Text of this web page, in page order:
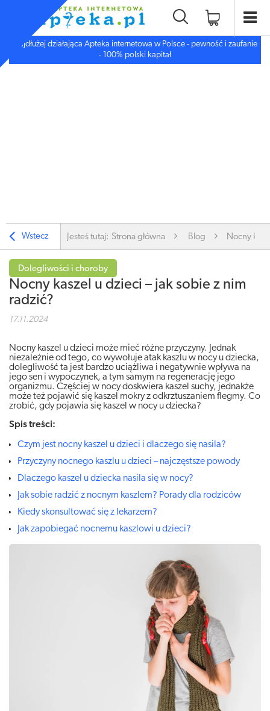
Najdłużej działająca Apteka internetowa w Polsce - pewność i zaufanie
- 100% polski kapitał
Wstecz Jesteś tutaj: Strona główna Blog Nocny
Nocny kaszel u dzieci – jak sobie z nim
radzić?
17.11.2024
Dolegliwości i choroby
Nocny kaszel u dzieci może mieć różne przyczyny. Jednak
niezależnie od tego, co wywołuje atak kaszlu w nocy u dziecka,
dolegliwość ta jest bardzo uciążliwa i negatywnie wpływa na
jego sen i wypoczynek, a tym samym na regenerację jego
organizmu. Częściej w nocy doskwiera kaszel suchy, jednakże
może też pojawić się kaszel mokry z odkrztuszaniem flegmy. Co
zrobić, gdy pojawia się kaszel w nocy u dziecka?
Spis treści:
Czym jest nocny kaszel u dzieci i dlaczego się nasila?
Przyczyny nocnego kaszlu u dzieci – najczęstsze powody
Dlaczego kaszel u dziecka nasila się w nocy?
Jak sobie radzić z nocnym kaszlem? Porady dla rodziców
Kiedy skonsultować się z lekarzem?
Jak zapobiegać nocnemu kaszlowi u dzieci?